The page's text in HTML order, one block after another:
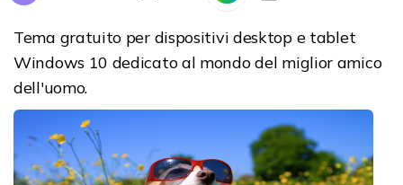
Tema gratuito per dispositivi desktop e tablet
Windows 10 dedicato al mondo del miglior amico
dell'uomo.